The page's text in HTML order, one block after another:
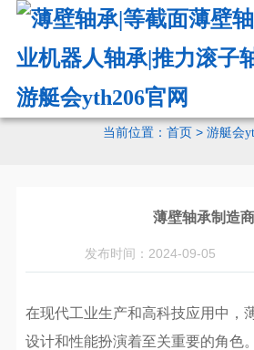
51La
游艇会yth206官网
当前位置： 首页> 游艇会
薄壁轴承制造商
发布时间：2024-09-05
在现代工业生产和高科技应用中，
设计和性能扮演着至关重要的角色